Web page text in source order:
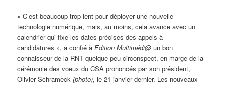
« C’est beaucoup trop lent pour déployer une nouvelle
technologie numérique, mais, au moins, cela avance avec un
calendrier qui fixe les dates précises des appels à
candidatures », a confié àEdition Multimédi@ un bon
connaisseur de la RNT quelque peu circonspect, en marge de la
cérémonie des voeux du CSA prononcés par son président,
Olivier Schrameck(photo), le 21 janvier dernier. Les nouveaux